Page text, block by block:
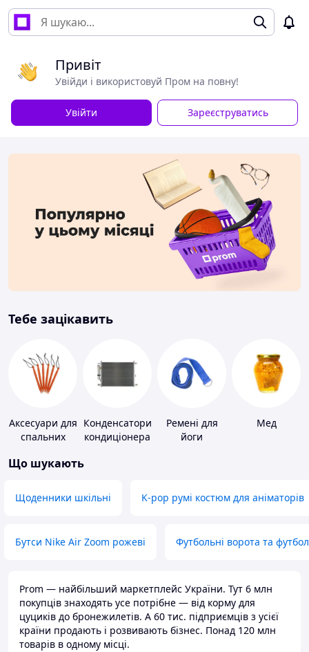
Привіт
Увійди і використовуй Пром на повну!
Увійти Зареєструватись
Тебе зацікавить
Аксесуари для
спальних
карематів та
Конденсатори
кондиціонера
Ремені для
йоги
Мед
Що шукають
Щоденники шкільні K-pop румі костюм для аніматорів
Бутси Nike Air Zoom рожеві Футбольні ворота та
Prom — найбільший маркетплейс України. Тут 6 млн
покупців знаходять усе потрібне — від корму для
цуциків до бронежилетів. А 60 тис. підприємців з усієї
країни продають і розвивають бізнес. Понад 120 млн
товарів в одному місці.